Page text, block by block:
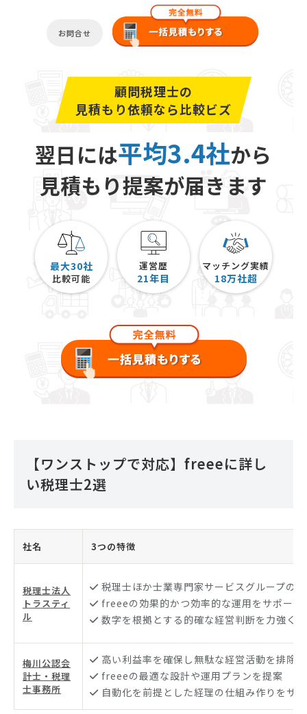
お問合せ
顧問税理士の
見積もり依頼なら比較ビズ
翌日には平均3.4社から
見積もり提案が届きます
最大30社
比較可能
運営歴
21年目
マッチング実績
18万社超
【ワンストップで対応】freeeに詳し
い税理士2選
社名 3つの特徴
税理士法人
トラスティ
ル
税理士ほか士業専門家サービスグループの
freeeの効果的かつ効率的な運用をサポート
数字を根拠とする的確な経営判断を力強く
梅川公認会
計士・税理
士事務所
高い利益率を確保し無駄な経営活動を排除
freeeの最適な設計や運用プランを提案
自動化を前提とした経理の仕組み作りをサ